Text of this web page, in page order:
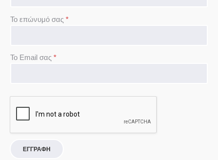
Το επώνυμό σας *
To Email σας *
ΕΓΓΡΑΦΗ